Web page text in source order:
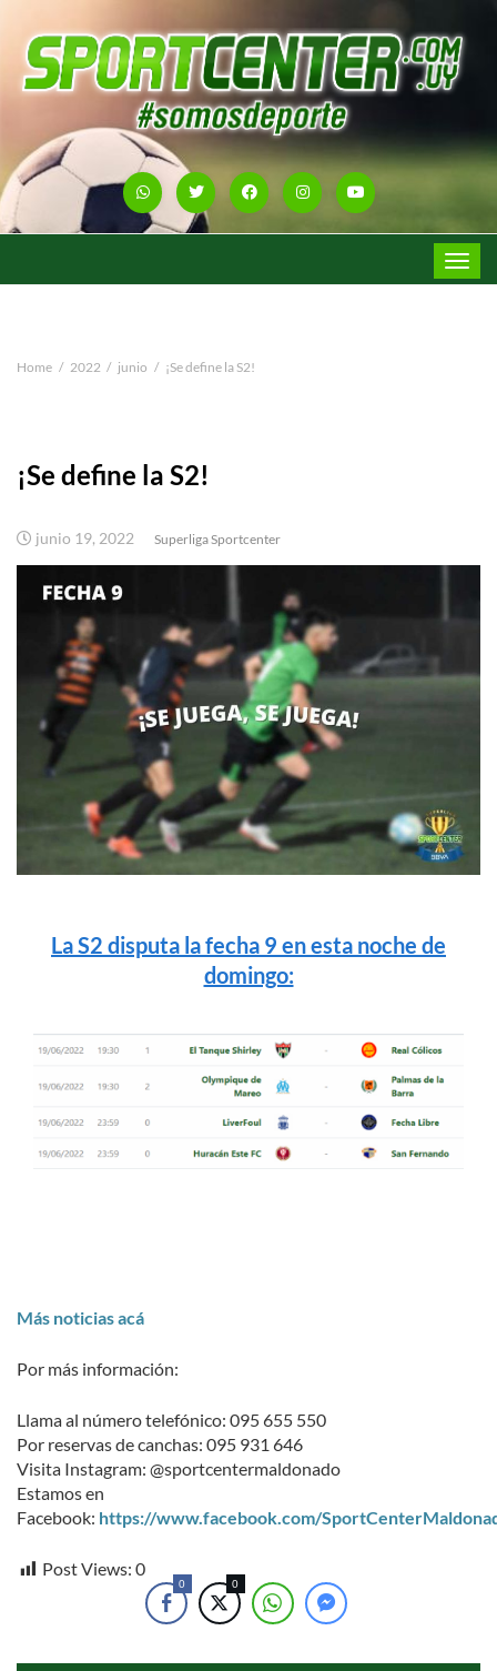
Toggle
Home 2022 junio ¡Se define la S2!
¡Se define la S2!
junio 19, 2022 Superliga Sportcenter
La S2 disputa la fecha 9 en esta noche de
domingo:
Más noticias acá
Por más información:
Llama al número telefónico: 095 655 550
Por reservas de canchas: 095 931 646
Visita Instagram: @sportcentermaldonado
Estamos en
Facebook: https://www.facebook.com/
Post Views: 0
0 0